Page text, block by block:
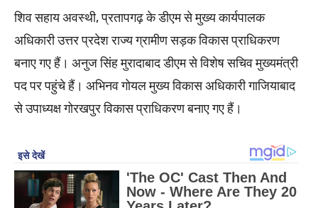
शिव सहाय अवस्थी, प्रतापगढ़ के डीएम से मुख्य कार्यपालक
अधिकारी उत्तर प्रदेश राज्य ग्रामीण सड़क विकास प्राधिकरण
बनाए गए हैं। अनुज सिंह मुरादाबाद डीएम से विशेष सचिव मुख्यमंत्री
पद पर पहुंचे हैं। अभिनव गोयल मुख्य विकास अधिकारी गाजियाबाद
से उपाध्यक्ष गोरखपुर विकास प्राधिकरण बनाए गए हैं।